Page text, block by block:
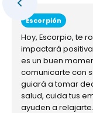
Escorpión
Hoy, Escorpio, te
impactará
es un buen
comunicarte con
guiará a tomar
salud, cuida tus
ayuden a